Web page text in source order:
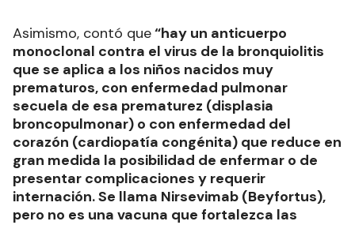
Asimismo, contó que“hay un anticuerpo
monoclonal contra el virus de la bronquiolitis
que se aplica a los niños nacidos muy
prematuros, con enfermedad pulmonar
secuela de esa prematurez (displasia
broncopulmonar) o con enfermedad del
corazón (cardiopatía congénita) que reduce en
gran medida la posibilidad de enfermar o de
presentar complicaciones y requerir
internación. Se llama Nirsevimab (Beyfortus),
pero no es una vacuna que fortalezca las